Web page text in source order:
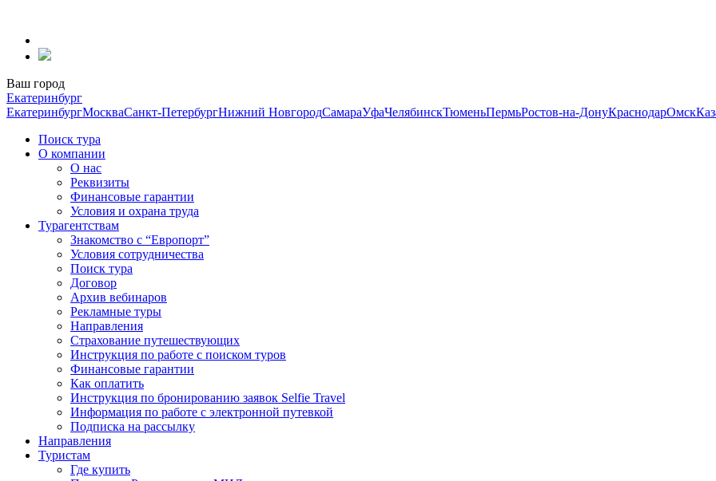
содержанию
Ваш город
Екатеринбург
ЕкатеринбургМоскваСанкт-ПетербургНижний НовгородСамараУфаЧелябинскТюменьПермьРостов-на-ДонуКраснодарОмск
Поиск тура
О компании
О нас
Реквизиты
Финансовые гарантии
Условия и охрана труда
Турагентствам
Знакомство с “Европорт”
Условия сотрудничества
Поиск тура
Договор
Архив вебинаров
Рекламные туры
Направления
Страхование путешествующих
Инструкция по работе с поиском туров
Финансовые гарантии
Как оплатить
Инструкция по бронированию заявок Selfie Travel
Информация по работе с электронной путевкой
Подписка на рассылку
Направления
Туристам
Где купить